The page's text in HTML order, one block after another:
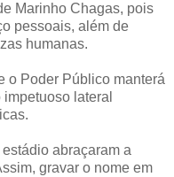
Marinho Chagas, pois
pessoais, além de
humanas.
o Poder Público manterá
lateral
abraçaram a
gravar o nome em